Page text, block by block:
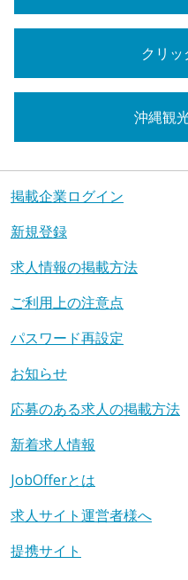
クリ
沖縄観
掲載企業ログイン
新規登録
求人情報の掲載方法
ご利用上の注意点
パスワード再設定
お知らせ
応募のある求人の掲載方法
新着求人情報
JobOfferとは
求人サイト運営者様へ
提携サイト